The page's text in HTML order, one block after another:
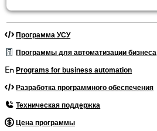
Программа УСУ
Программы для автоматизации бизнеса
Programs for business automation
Разработка программного обеспечения
Техническая поддержка
Цена программы